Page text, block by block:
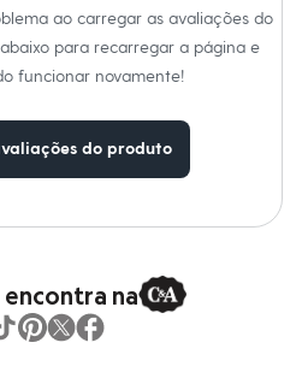
ao carregar as avaliações do
para recarregar a página e
funcionar novamente!
do produto
na